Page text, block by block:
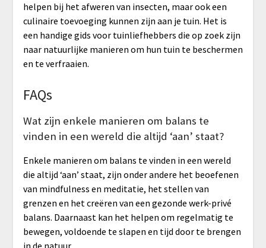
helpen bij het afweren van insecten, maar ook een
culinaire toevoeging kunnen zijn aan je tuin. Het is
een handige gids voor tuinliefhebbers die op zoek zijn
naar natuurlijke manieren om hun tuin te beschermen
en te verfraaien.
FAQs
Wat zijn enkele manieren om balans te
vinden in een wereld die altijd ‘aan’ staat?
Enkele manieren om balans te vinden in een wereld
die altijd ‘aan’ staat, zijn onder andere het beoefenen
van mindfulness en meditatie, het stellen van
grenzen en het creëren van een gezonde werk-privé
balans. Daarnaast kan het helpen om regelmatig te
bewegen, voldoende te slapen en tijd door te brengen